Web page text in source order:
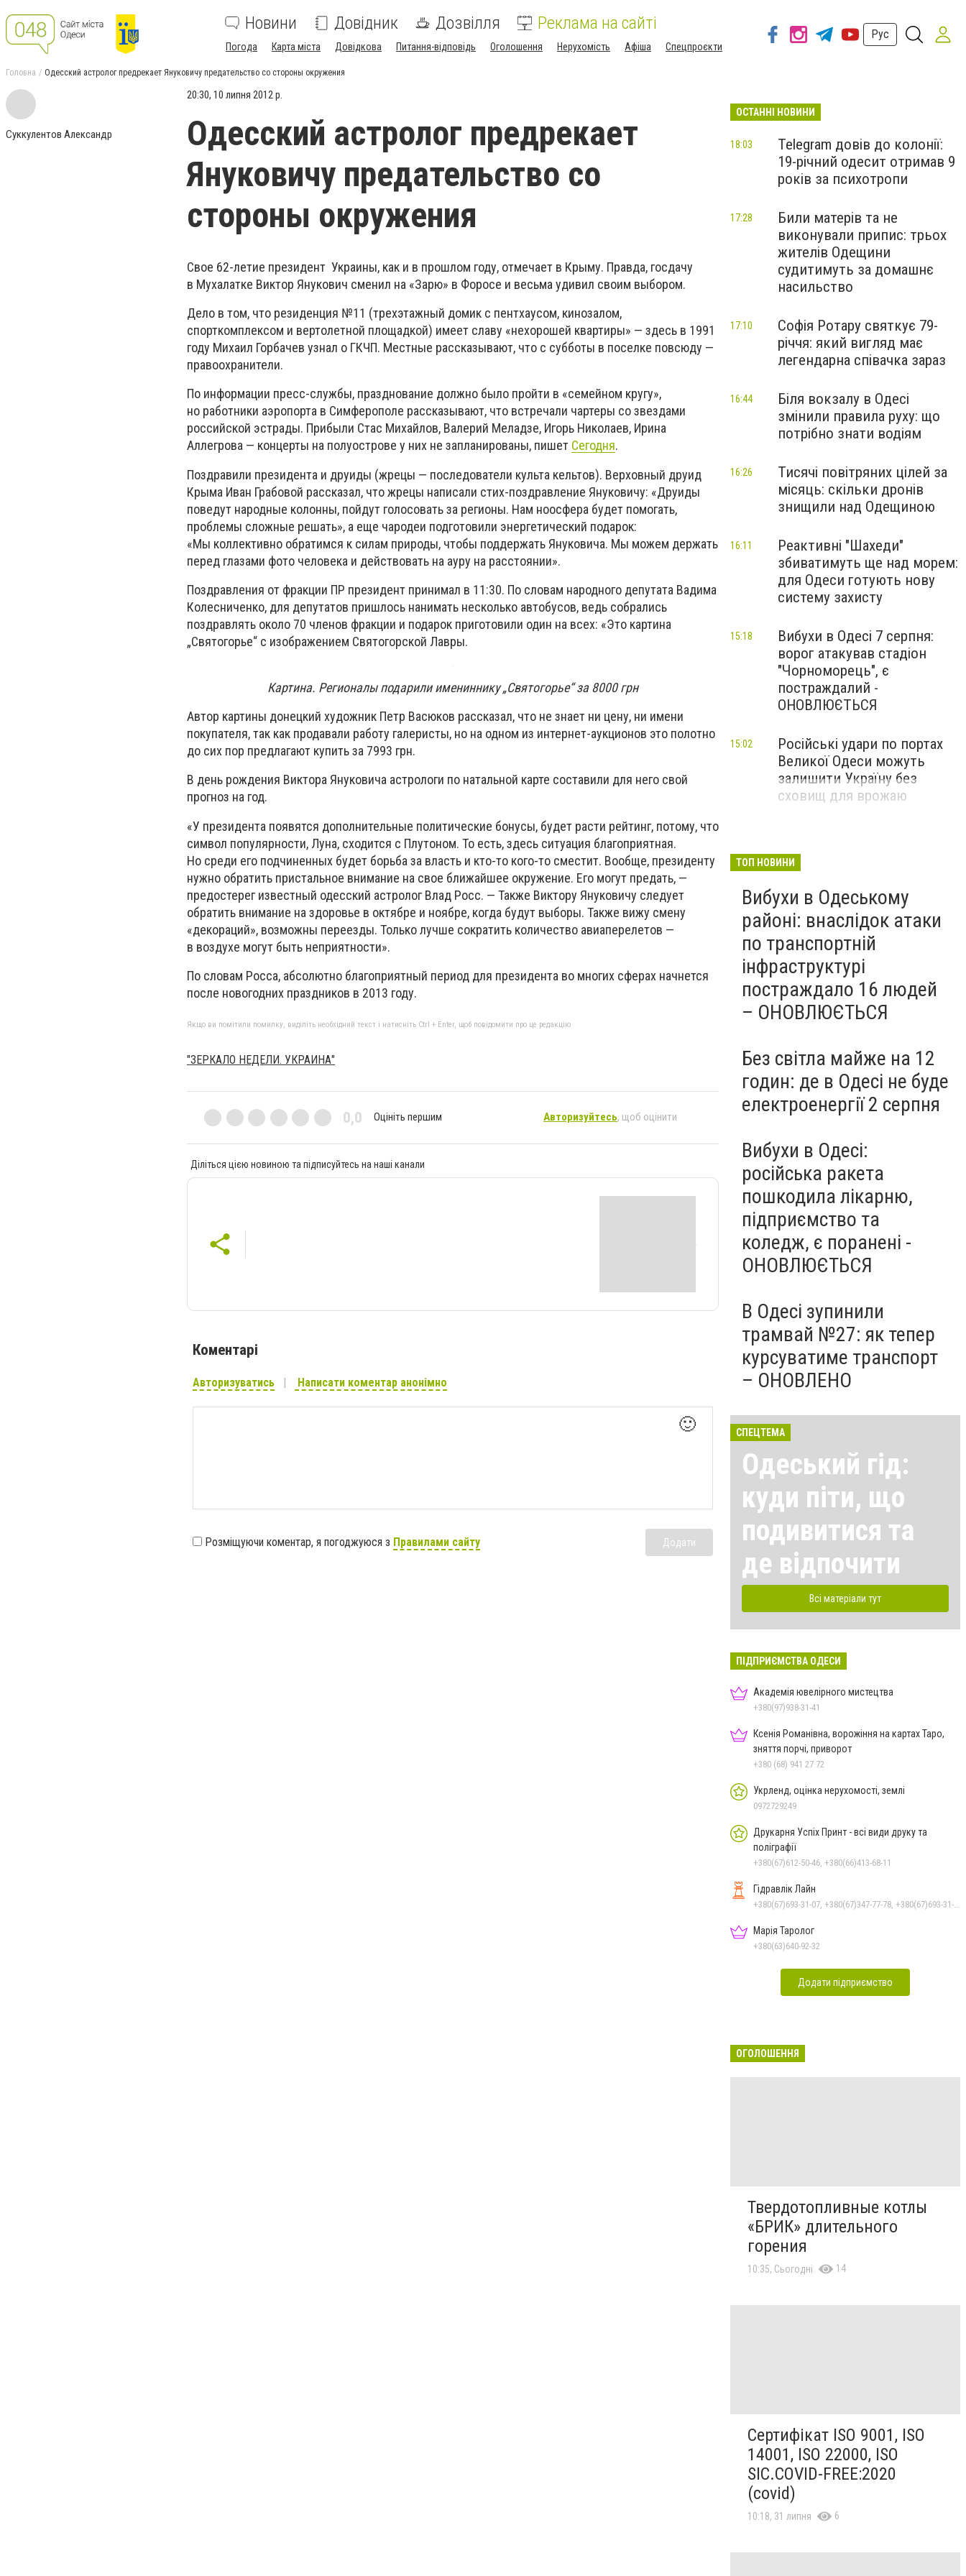
Новини Довідник Дозвілля Реклама на сайті
Погода Карта міста Довідкова Питання-відповідь Оголошення Нерухомість Афіша Спецпроєкти
Рус
Головна Одесский астролог предрекает Януковичу предательство со стороны окружения
Суккулентов Александр
20:30, 10 липня 2012 р.
Одесский астролог предрекает
Януковичу предательство со
стороны окружения
Свое 62-летие президент Украины, как и в прошлом году, отмечает в Крыму. Правда, госдачу
в Мухалатке Виктор Янукович сменил на «Зарю» в Форосе и весьма удивил своим выбором.
Дело в том, что резиденция №11 (трехэтажный домик с пентхаусом, кинозалом,
спорткомплексом и вертолетной площадкой) имеет славу «нехорошей квартиры» — здесь в 1991
году Михаил Горбачев узнал о ГКЧП. Местные рассказывают, что с субботы в поселке повсюду —
правоохранители.
По информации пресс-службы, празднование должно было пройти в «семейном кругу»,
но работники аэропорта в Симферополе рассказывают, что встречали чартеры со звездами
российской эстрады. Прибыли Стас Михайлов, Валерий Меладзе, Игорь Николаев, Ирина
Аллегрова — концерты на полуострове у них не запланированы, пишет Сегодня.
Поздравили президента и друиды (жрецы — последователи культа кельтов). Верховный друид
Крыма Иван Грабовой рассказал, что жрецы написали стих-поздравление Януковичу: «Друиды
поведут народные колонны, пойдут голосовать за регионы. Нам ноосфера будет помогать,
проблемы сложные решать», а еще чародеи подготовили энергетический подарок:
«Мы коллективно обратимся к силам природы, чтобы поддержать Януковича. Мы можем держать
перед глазами фото человека и действовать на ауру на расстоянии».
Поздравления от фракции ПР президент принимал в 11:30. По словам народного депутата Вадима
Колесниченко, для депутатов пришлось нанимать несколько автобусов, ведь собрались
поздравлять около 70 членов фракции и подарок приготовили один на всех: «Это картина
„Святогорье“ с изображением Святогорской Лавры.
Картина. Регионалы подарили имениннику „Святогорье“ за 8000 грн
Автор картины донецкий художник Петр Васюков рассказал, что не знает ни цену, ни имени
покупателя, так как продавали работу галеристы, но на одном из интернет-аукционов это полотно
до сих пор предлагают купить за 7993 грн.
В день рождения Виктора Януковича астрологи по натальной карте составили для него свой
прогноз на год.
«У президента появятся дополнительные политические бонусы, будет расти рейтинг, потому, что
символ популярности, Луна, сходится с Плутоном. То есть, здесь ситуация благоприятная.
Но среди его подчиненных будет борьба за власть и кто-то кого-то сместит. Вообще, президенту
нужно обратить пристальное внимание на свое ближайшее окружение. Его могут предать, —
предостерег известный одесский астролог Влад Росс. — Также Виктору Януковичу следует
обратить внимание на здоровье в октябре и ноябре, когда будут выборы. Также вижу смену
«декораций», возможны переезды. Только лучше сократить количество авиаперелетов —
в воздухе могут быть неприятности».
По словам Росса, абсолютно благоприятный период для президента во многих сферах начнется
после новогодних праздников в 2013 году.
Якщо ви помітили помилку, виділіть необхідний текст і натисніть Ctrl + Enter, щоб повідомити про це редакцію
"ЗЕРКАЛО НЕДЕЛИ. УКРАИНА"
0,0 Оцініть першим Авторизуйтесь, щоб оцінити
Діліться цією новиною та підписуйтесь на наші канали
Коментарі
Авторизуватись Написати коментар анонімно
🙂
Розміщуючи коментар, я погоджуюся з Правилами сайту Додати
ОСТАННІ НОВИНИ
Telegram довів до колонії:
19-річний одесит отримав 9
років за психотропи
18:03
Били матерів та не
виконували припис: трьох
жителів Одещини
судитимуть за домашнє
насильство
17:28
Софія Ротару святкує 79-
річчя: який вигляд має
легендарна співачка зараз
17:10
Біля вокзалу в Одесі
змінили правила руху: що
потрібно знати водіям
16:44
Тисячі повітряних цілей за
місяць: скільки дронів
знищили над Одещиною
16:26
Реактивні "Шахеди"
збиватимуть ще над морем:
для Одеси готують нову
систему захисту
16:11
Вибухи в Одесі 7 серпня:
ворог атакував стадіон
"Чорноморець", є
постраждалий -
ОНОВЛЮЄТЬСЯ
15:18
Російські удари по портах
Великої Одеси можуть
залишити Україну без
сховищ для врожаю
15:02
ТОП НОВИНИ
Вибухи в Одеському
районі: внаслідок атаки
по транспортній
інфраструктурі
постраждало 16 людей
– ОНОВЛЮЄТЬСЯ
Без світла майже на 12
годин: де в Одесі не буде
електроенергії 2 серпня
Вибухи в Одесі:
російська ракета
пошкодила лікарню,
підприємство та
коледж, є поранені -
ОНОВЛЮЄТЬСЯ
В Одесі зупинили
трамвай №27: як тепер
курсуватиме транспорт
– ОНОВЛЕНО
СПЕЦТЕМА
Одеський гід:
куди піти, що
подивитися та
де відпочити
Всі матеріали тут
ПІДПРИЄМСТВА ОДЕСИ
Академія ювелірного мистецтва
+380(97)938-31-41
Ксенія Романівна, ворожіння на картах Таро,
зняття порчі, приворот
+380 (68) 941 27 72
Укрленд, оцінка нерухомості, землі
0972729249
Друкарня Успіх Принт - всі види друку та
поліграфії
+380(67)612-50-46, +380(66)413-68-11
Гідравлік Лайн
Марія Таролог
+380(63)640-92-32
Додати підприємство
ОГОЛОШЕННЯ
Твердотопливные котлы
«БРИК» длительного
горения
10:35, Сьогодні 14
Сертифікат ISO 9001, ISO
14001, ISO 22000, ISO
SIC.COVID-FREE:2020
(covid)
10:18, 31 липня 6